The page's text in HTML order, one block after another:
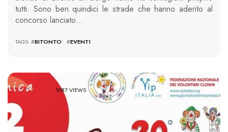
tutti. Sono ben quindici le strade che hanno aderito al
concorso lanciato…
TAGS: #BITONTO #EVENTI
1087 VIEWS